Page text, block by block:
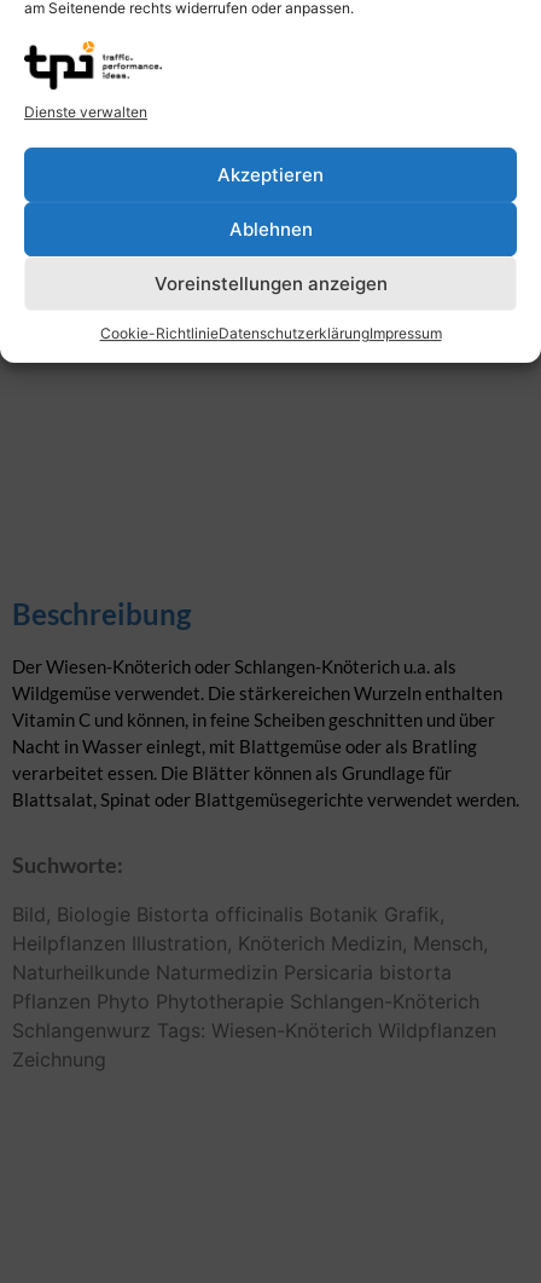
am Seitenende rechts widerrufen oder anpassen.
Dienste verwalten
Akzeptieren
Ablehnen
Voreinstellungen anzeigen
Cookie-RichtlinieDatenschutzerklärungImpressum
Beschreibung
Der Wiesen-Knöterich oder Schlangen-Knöterich u.a. als
Wildgemüse verwendet. Die stärkereichen Wurzeln enthalten
Vitamin C und können, in feine Scheiben geschnitten und über
Nacht in Wasser einlegt, mit Blattgemüse oder als Bratling
verarbeitet essen. Die Blätter können als Grundlage für
Blattsalat, Spinat oder Blattgemüsegerichte verwendet werden.
Suchworte:
Bild, Biologie Bistorta officinalis Botanik Grafik,
Heilpflanzen Illustration, Knöterich Medizin, Mensch,
Naturheilkunde Naturmedizin Persicaria bistorta
Pflanzen Phyto Phytotherapie Schlangen-Knöterich
Schlangenwurz Tags: Wiesen-Knöterich Wildpflanzen
Zeichnung